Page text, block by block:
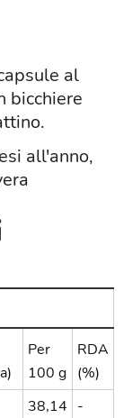
al
bicchiere
all'anno,
Per
100 g
RDA
(%)
38,14 -